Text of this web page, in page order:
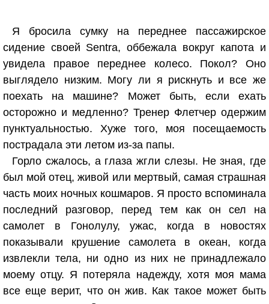
Я бросила сумку на переднее пассажирское
сидение своей Sentra, оббежала вокруг капота и
увидела правое переднее колесо. Покол? Оно
выглядело низким. Могу ли я рискнуть и все же
поехать на машине? Может быть, если ехать
осторожно и медленно? Тренер Флетчер одержим
пунктуальностью. Хуже того, моя посещаемость
пострадала эти летом из-за папы.
Горло сжалось, а глаза жгли слезы. Не зная, где
был мой отец, живой или мертвый, самая страшная
часть моих ночных кошмаров. Я просто вспоминала
последний разговор, перед тем как он сел на
самолет в Гонолулу, ужас, когда в новостях
показывали крушение самолета в океан, когда
извлекли тела, ни одно из них не принадлежало
моему отцу. Я потеряла надежду, хотя моя мама
все еще верит, что он жив. Как такое может быть